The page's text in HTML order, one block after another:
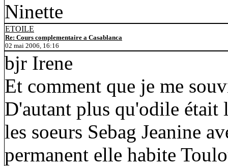
Ninette
ETOILE
Re: Cours complementaire a Casablanca
02 mai 2006, 16:16
bjr Irene
Et comment que je me
D'autant plus qu'odile était
les soeurs Sebag Jeanine
permanent elle habite